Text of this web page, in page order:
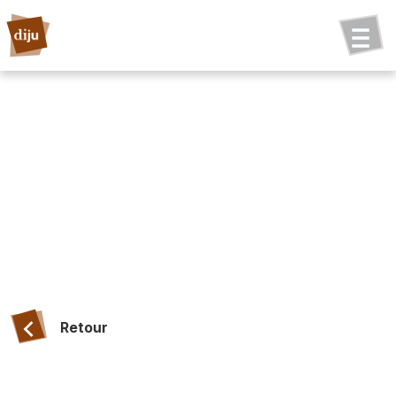
Retour